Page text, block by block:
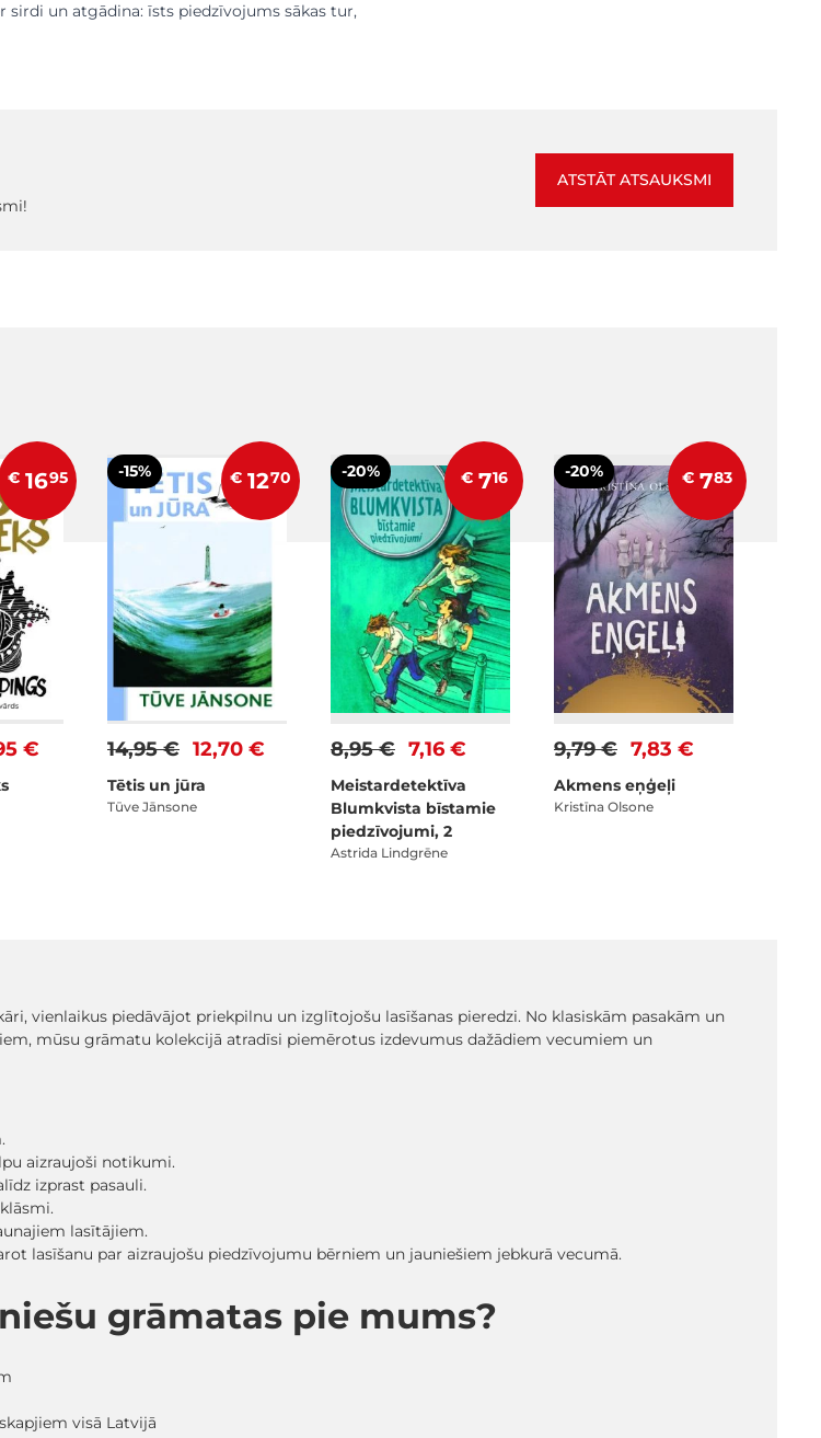
sirdi un atgādina: īsts piedzīvojums sākas tur,
ATSTĀT ATSAUKSMI
€ 1695
€
-15% € 1270
12,70 €
14,95 €
Tētis un jūra
Tūve Jānsone
-20% € 716
7,16 €
8,95 €
Meistardetektīva
Blumkvista bīstamie
piedzīvojumi, 2
Astrida Lindgrēne
-20% € 783
7,83 €
9,79 €
Akmens eņģeļi
Kristīna Olsone
vienlaikus piedāvājot priekpilnu un izglītojošu lasīšanas pieredzi. No klasiskām pasakām un
mūsu grāmatu kolekcijā atradīsi piemērotus izdevumus dažādiem vecumiem un
aizraujoši notikumi.
izprast pasauli.
lasītājiem.
lasīšanu par aizraujošu piedzīvojumu bērniem un jauniešiem jebkurā vecumā.
grāmatas pie mums?
visā Latvijā